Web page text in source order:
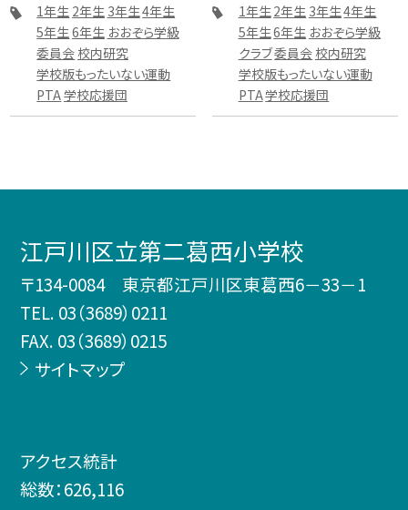
1年生 2年生 3年生4年生
5年生 6年生 おおぞら学級
委員会 校内研究
学校版もったいない運動
PTA学校応援団
1年生 2年生 3年生4年生
5年生6年生 おおぞら学級
クラブ委員会 校内研究
学校版もったいない運動
PTA学校応援団
江戸川区立第二葛西小学校
〒134-0084 東京都江戸川区東葛西6－33－1
TEL. 03（3689）0211
FAX. 03（3689）0215
サイトマップ
アクセス統計
総数：626,116